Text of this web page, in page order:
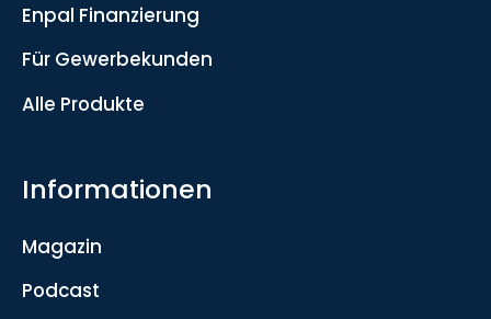
Enpal Finanzierung
Für Gewerbekunden
Alle Produkte
Informationen
Magazin
Podcast